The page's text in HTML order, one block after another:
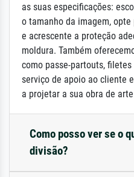
as suas especificações:
o tamanho da imagem,
e acrescente a proteção
moldura. Também
como passe-partouts,
serviço de apoio ao cliente
a projetar a sua obra de
Como posso ver se o
divisão?